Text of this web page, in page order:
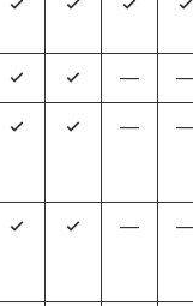
4 4 4 4
4 4 —
4 4 —
4 4 —